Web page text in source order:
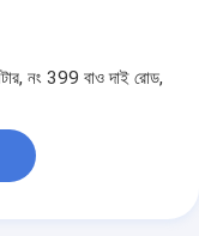
নং 399 বাও দাই রোড,